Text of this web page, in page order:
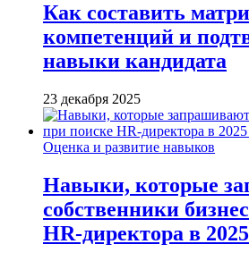
Как составить
компетенций и
навыки кандидата
23 декабря 2025
Оценка и развитие навыков
Навыки, которые
собственники
HR-директора в